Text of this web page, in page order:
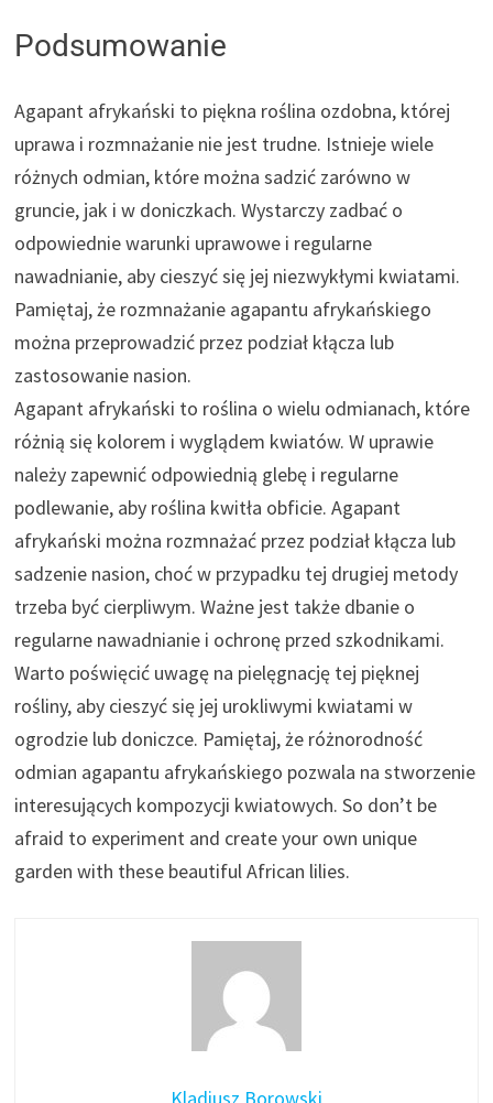
Podsumowanie
Agapant afrykański to piękna roślina ozdobna, której
uprawa i rozmnażanie nie jest trudne. Istnieje wiele
różnych odmian, które można sadzić zarówno w
gruncie, jak i w doniczkach. Wystarczy zadbać o
odpowiednie warunki uprawowe i regularne
nawadnianie, aby cieszyć się jej niezwykłymi kwiatami.
Pamiętaj, że rozmnażanie agapantu afrykańskiego
można przeprowadzić przez podział kłącza lub
zastosowanie nasion.
Agapant afrykański to roślina o wielu odmianach, które
różnią się kolorem i wyglądem kwiatów. W uprawie
należy zapewnić odpowiednią glebę i regularne
podlewanie, aby roślina kwitła obficie. Agapant
afrykański można rozmnażać przez podział kłącza lub
sadzenie nasion, choć w przypadku tej drugiej metody
trzeba być cierpliwym. Ważne jest także dbanie o
regularne nawadnianie i ochronę przed szkodnikami.
Warto poświęcić uwagę na pielęgnację tej pięknej
rośliny, aby cieszyć się jej urokliwymi kwiatami w
ogrodzie lub doniczce. Pamiętaj, że różnorodność
odmian agapantu afrykańskiego pozwala na stworzenie
interesujących kompozycji kwiatowych. So don’t be
afraid to experiment and create your own unique
garden with these beautiful African lilies.